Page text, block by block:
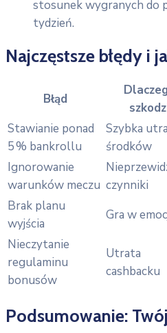
stosunek wygranych do
tydzień.
Najczęstsze błędy i
Błąd
Stawianie ponad
5 % bankrollu
Szybka
środków
Ignorowanie
warunków meczu czynniki
Brak planu
wyjścia
Gra w
Nieczytanie
regulaminu
bonusów
Utrata
cashbacku
Podsumowanie: